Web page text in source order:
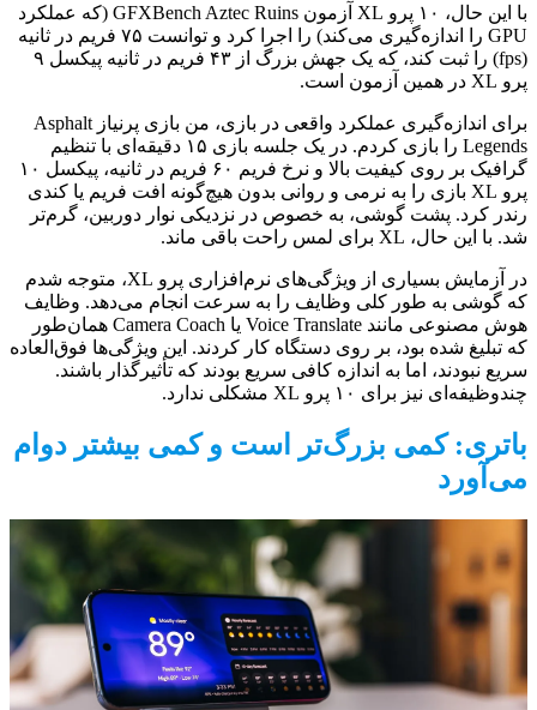
با این حال، ۱۰ پرو XL آزمون GFXBench Aztec Ruins (که عملکرد
GPU را اندازه‌گیری می‌کند) را اجرا کرد و توانست ۷۵ فریم در ثانیه
(fps) را ثبت کند، که یک جهش بزرگ از ۴۳ فریم در ثانیه پیکسل ۹
پرو XL در همین آزمون است.
برای اندازه‌گیری عملکرد واقعی در بازی، من بازی پرنیاز Asphalt
Legends را بازی کردم. در یک جلسه بازی ۱۵ دقیقه‌ای با تنظیم
گرافیک بر روی کیفیت بالا و نرخ فریم ۶۰ فریم در ثانیه، پیکسل ۱۰
پرو XL بازی را به نرمی و روانی بدون هیچ‌گونه افت فریم یا کندی
رندر کرد. پشت گوشی، به خصوص در نزدیکی نوار دوربین، گرم‌تر
شد. با این حال، XL برای لمس راحت باقی ماند.
در آزمایش بسیاری از ویژگی‌های نرم‌افزاری پرو XL، متوجه شدم
که گوشی به طور کلی وظایف را به سرعت انجام می‌دهد. وظایف
هوش مصنوعی مانند Voice Translate یا Camera Coach همان‌طور
که تبلیغ شده بود، بر روی دستگاه کار کردند. این ویژگی‌ها فوق‌العاده
سریع نبودند، اما به اندازه کافی سریع بودند که تأثیرگذار باشند.
چندوظیفه‌ای نیز برای ۱۰ پرو XL مشکلی ندارد.
باتری: کمی بزرگ‌تر است و کمی بیشتر دوام
می‌آورد